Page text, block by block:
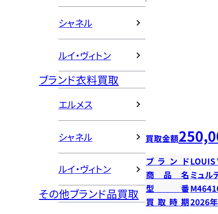
シャネル
ルイ・ヴィトン
ブランド衣料買取
エルメス
シャネル
ルイ・ヴィトン
その他ブランド品買取
買取金額
ブランドLOUIS
商品名 ミュル
型番
買取時期2026